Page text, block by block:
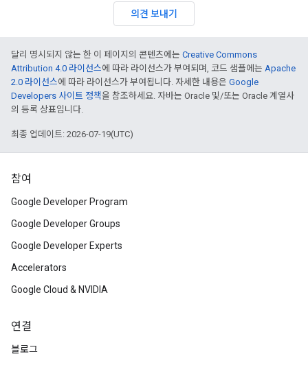
의견 보내기
달리 명시되지 않는 한 이 페이지의 콘텐츠에는 Creative Commons
Attribution 4.0 라이선스에 따라 라이선스가 부여되며, 코드 샘플에는 Apache
2.0 라이선스에 따라 라이선스가 부여됩니다. 자세한 내용은 Google
Developers 사이트 정책을 참조하세요. 자바는 Oracle 및/또는 Oracle 계열사
의 등록 상표입니다.
최종 업데이트: 2026-07-19(UTC)
참여
Google Developer Program
Google Developer Groups
Google Developer Experts
Accelerators
Google Cloud & NVIDIA
연결
블로그